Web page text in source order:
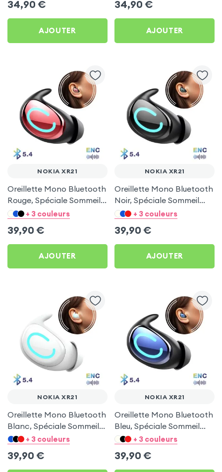
34,90 €
AJOUTER
34,90 €
AJOUTER
NOKIA XR21
Oreillette Mono Bluetooth
Rouge, Spéciale Sommeil
pour Nokia XR21
+ 3 couleurs
39,90 €
AJOUTER
NOKIA XR21
Oreillette Mono Bluetooth
Noir, Spéciale Sommeil
pour Nokia XR21
+ 3 couleurs
39,90 €
AJOUTER
NOKIA XR21
Oreillette Mono Bluetooth
Blanc, Spéciale Sommeil
pour Nokia XR21
+ 3 couleurs
39,90 €
NOKIA XR21
Oreillette Mono Bluetooth
Bleu, Spéciale Sommeil
pour Nokia XR21
+ 3 couleurs
39,90 €